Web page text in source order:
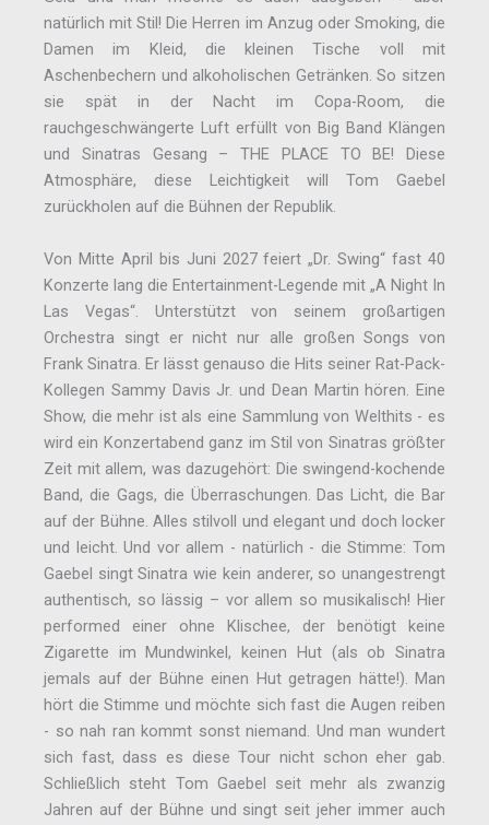
natürlich mit Stil! Die Herren im Anzug oder Smoking, die
Damen im Kleid, die kleinen Tische voll mit
Aschenbechern und alkoholischen Getränken. So sitzen
sie spät in der Nacht im Copa-Room, die
rauchgeschwängerte Luft erfüllt von Big Band Klängen
und Sinatras Gesang – THE PLACE TO BE! Diese
Atmosphäre, diese Leichtigkeit will Tom Gaebel
zurückholen auf die Bühnen der Republik.
Von Mitte April bis Juni 2027 feiert „Dr. Swing“ fast 40
Konzerte lang die Entertainment-Legende mit „A Night In
Las Vegas“. Unterstützt von seinem großartigen
Orchestra singt er nicht nur alle großen Songs von
Frank Sinatra. Er lässt genauso die Hits seiner Rat-Pack-
Kollegen Sammy Davis Jr. und Dean Martin hören. Eine
Show, die mehr ist als eine Sammlung von Welthits - es
wird ein Konzertabend ganz im Stil von Sinatras größter
Zeit mit allem, was dazugehört: Die swingend-kochende
Band, die Gags, die Überraschungen. Das Licht, die Bar
auf der Bühne. Alles stilvoll und elegant und doch locker
und leicht. Und vor allem - natürlich - die Stimme: Tom
Gaebel singt Sinatra wie kein anderer, so unangestrengt
authentisch, so lässig – vor allem so musikalisch! Hier
performed einer ohne Klischee, der benötigt keine
Zigarette im Mundwinkel, keinen Hut (als ob Sinatra
jemals auf der Bühne einen Hut getragen hätte!). Man
hört die Stimme und möchte sich fast die Augen reiben
- so nah ran kommt sonst niemand. Und man wundert
sich fast, dass es diese Tour nicht schon eher gab.
Schließlich steht Tom Gaebel seit mehr als zwanzig
Jahren auf der Bühne und singt seit jeher immer auch